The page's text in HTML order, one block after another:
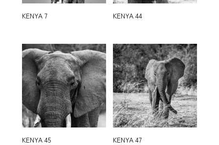
KENYA 7 KENYA 44
KENYA 45 KENYA 47